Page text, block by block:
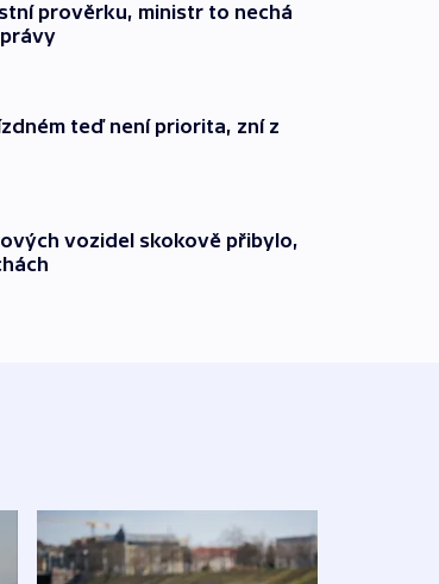
prověrku, ministr to nechá
teď není priorita, zní z
vozidel skokově přibylo,